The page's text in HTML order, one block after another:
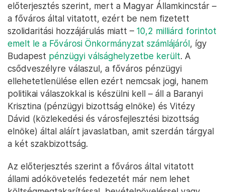
előterjesztés szerint, mert a Magyar Államkincstár –
a főváros által vitatott, ezért be nem fizetett
szolidaritási hozzájárulás miatt – 10,2 milliárd forintot
emelt le a Fővárosi Önkormányzat számlájáról, így
Budapest pénzügyi válsághelyzetbe került. A
csődveszélyre válaszul, a főváros pénzügyi
ellehetetlenülése ellen ezért nemcsak jogi, hanem
politikai válaszokkal is készülni kell – áll a Baranyi
Krisztina (pénzügyi bizottság elnöke) és Vitézy
Dávid (közlekedési és városfejlesztési bizottság
elnöke) által aláírt javaslatban, amit szerdán tárgyal
a két szakbizottság.
Az előterjesztés szerint a főváros által vitatott
állami adókövetelés fedezetét már nem lehet